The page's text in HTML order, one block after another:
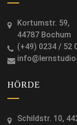
Kortumstr. 59,
44787 Bochum
(+49) 0234 / 52
HÖRDE
Schildstr. 10,